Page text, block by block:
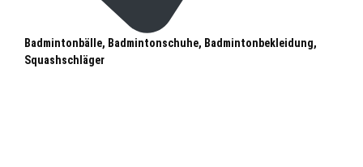
Badmintonbälle, Badmintonschuhe, Badmintonbekleidung,
Squashschläger